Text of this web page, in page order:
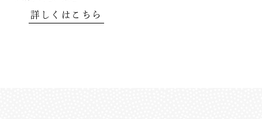
詳しくはこちら